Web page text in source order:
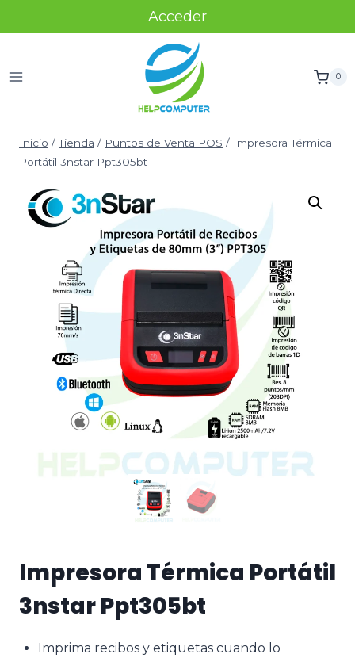
Acceder
0
Inicio / Tienda / Puntos de Venta POS / Impresora Térmica
Portátil 3nstar Ppt305bt
Impresora Térmica Portátil
3nstar Ppt305bt
Imprima recibos y etiquetas cuando lo